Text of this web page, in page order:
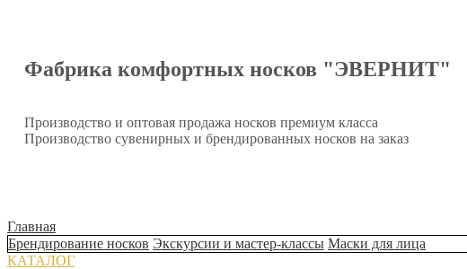
Фабрика комфортных носков "ЭВЕРНИТ"
Производство и оптовая продажа носков премиум класса
Производство сувенирных и брендированных носков на заказ
Главная
Брендирование носков Экскурсии и мастер-классы Маски для лица
КАТАЛОГ